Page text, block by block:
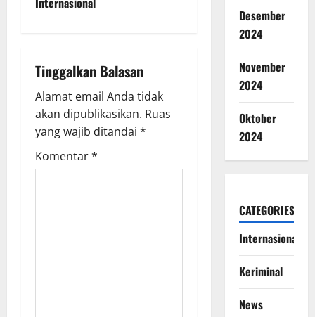
a
i
g
a
t
Tinggalkan Balasan
Alamat email Anda tidak
akan dipublikasikan. Ruas
yang wajib ditandai *
Komentar*
Desember
2024
November
2024
Oktober
2024
CATEGORIES
Internasional
Keriminal
News